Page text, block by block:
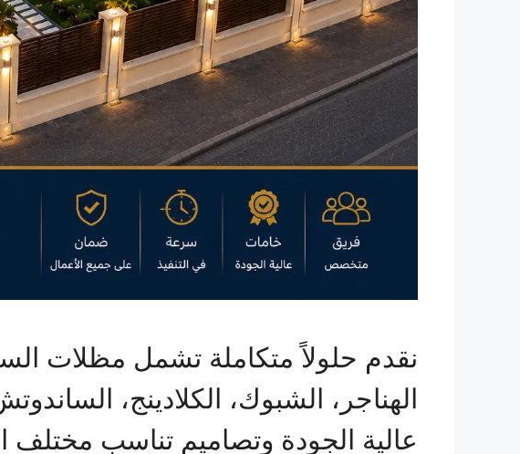
نقدم حلولاً متكاملة تشمل مظلات
الهناجر، الشبوك، الكلادينج،
عالية الجودة وتصاميم تناسب مختلف